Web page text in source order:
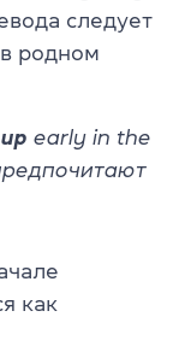
следует
родном
early in the
как